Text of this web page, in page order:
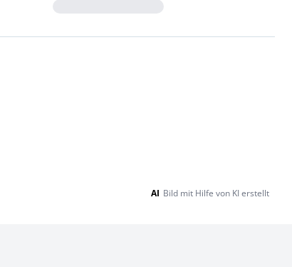
AI Bild mit Hilfe von KI erstellt